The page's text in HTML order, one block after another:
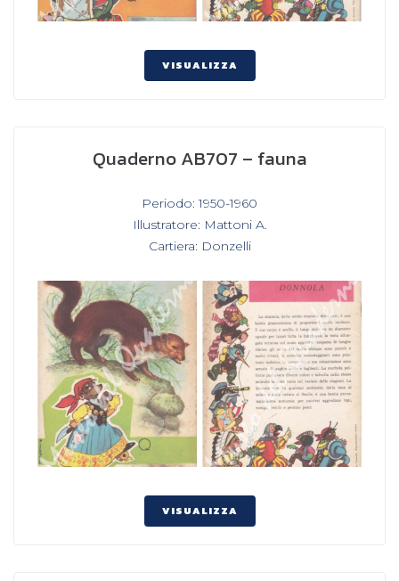
VISUALIZZA
Quaderno AB707 – fauna
Periodo: 1950-1960
Illustratore: Mattoni A.
Cartiera: Donzelli
VISUALIZZA